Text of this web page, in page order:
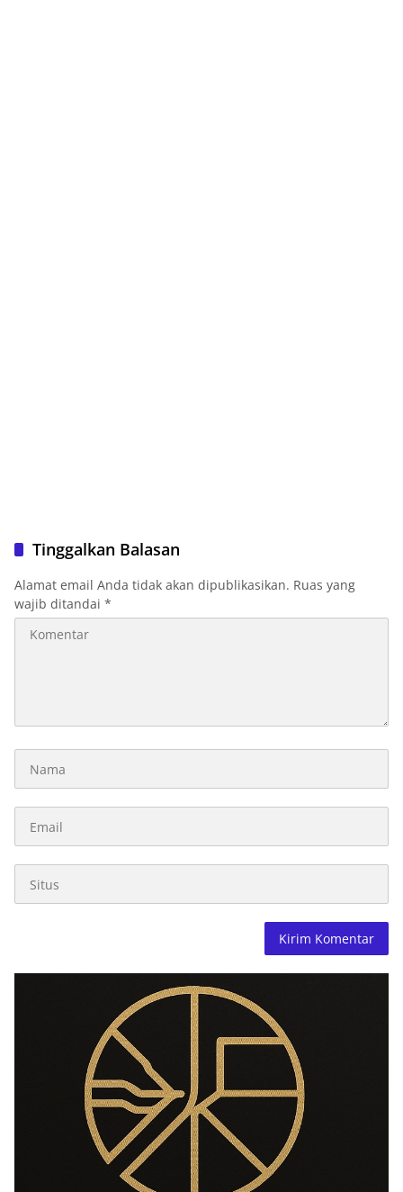
Tinggalkan Balasan
Alamat email Anda tidak akan dipublikasikan. Ruas yang
wajib ditandai *